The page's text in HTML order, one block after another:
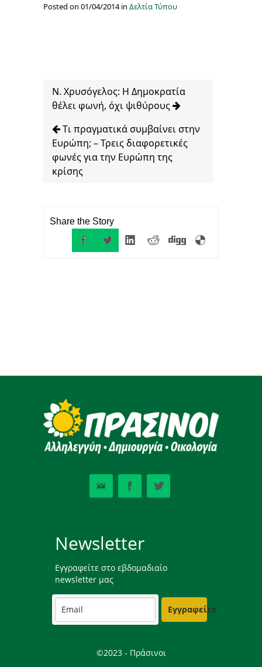
Posted on 01/04/2014 in Δελτία Τύπου
Ν. Χρυσόγελος: Η Δημοκρατία
θέλει φωνή, όχι ψιθύρους
Tι πραγματικά συμβαίνει στην
Ευρώπη; – Τρεις διαφορετικές
φωνές για την Ευρώπη της
κρίσης
Share the Story
Newsletter
Εγγραφείτε στο εβδομαδιαίο
newsletter μας
Εγγραφείτε
©2023 - Πράσινοι